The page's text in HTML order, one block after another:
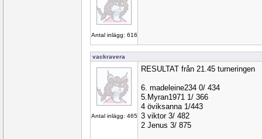
Antal inlägg: 616
vackravera
Antal inlägg: 465
RESULTAT från 21.45 turneringen
6. madeleine234 0/ 434
5.Myran1971 1/ 366
4 öviksanna 1/443
3 viktor 3/ 482
2 Jenus 3/ 875